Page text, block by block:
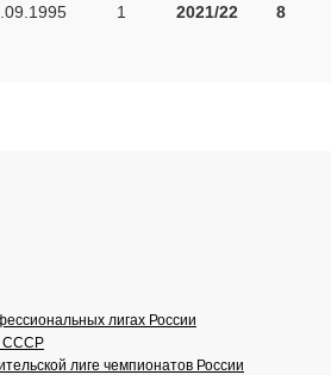
1 2021/22 8
лигах России
СССР
лиге чемпионатов России